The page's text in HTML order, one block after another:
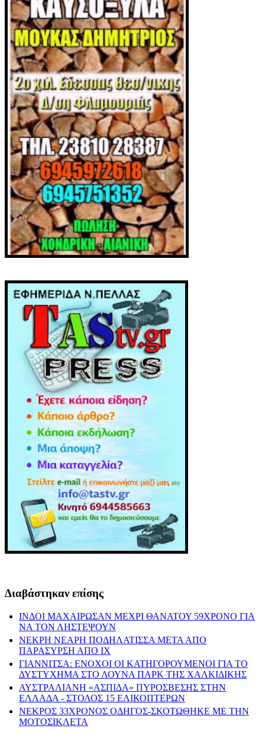
Διαβάστηκαν επίσης
ΙΝΔΟΙ ΜΑΧΑΙΡΩΣΑΝ ΜΕΧΡΙ ΘΑΝΑΤΟΥ 59ΧΡΟΝΟ ΓΙΑ
ΝΑ ΤΟΝ ΛΗΣΤΕΨΟΥΝ
ΝΕΚΡΗ ΝΕΑΡΗ ΠΟΔΗΛΑΤΙΣΣΑ ΜΕΤΑ ΑΠΟ
ΠΑΡΑΣΥΡΣΗ ΑΠΟ ΙΧ
ΓΙΑΝΝΙΤΣΑ: ΕΝΟΧΟΙ ΟΙ ΚΑΤΗΓΟΡΟΥΜΕΝΟΙ ΓΙΑ ΤΟ
ΔΥΣΤΥΧΗΜΑ ΣΤΟ ΛΟΥΝΑ ΠΑΡΚ ΤΗΣ ΧΑΛΚΙΔΙΚΗΣ
ΑΥΣΤΡΑΛΙΑΝΗ «ΑΣΠΙΔΑ» ΠΥΡΟΣΒΕΣΗΣ ΣΤΗΝ
ΕΛΛΑΔΑ - ΣΤΟΛΟΣ 15 ΕΛΙΚΟΠΤΕΡΩΝ
ΝΕΚΡΟΣ 33ΧΡΟΝΟΣ ΟΔΗΓΟΣ-ΣΚΟΤΩΘΗΚΕ ΜΕ ΤΗΝ
ΜΟΤΟΣΙΚΛΕΤΑ